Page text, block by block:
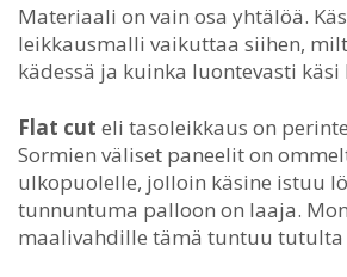
Materiaali on vain osa yhtälöä.
leikkausmalli vaikuttaa siihen,
kädessä ja kuinka luontevasti
Flat cut eli tasoleikkaus on
Sormien väliset paneelit on
ulkopuolelle, jolloin käsine istuu
tunnuntuma palloon on laaja.
maalivahdille tämä tuntuu